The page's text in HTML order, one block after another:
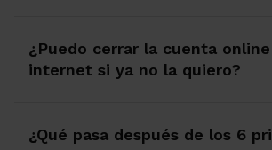
¿Puedo cerrar la cuenta
internet si ya no la quiero?
¿Qué pasa después de los 6